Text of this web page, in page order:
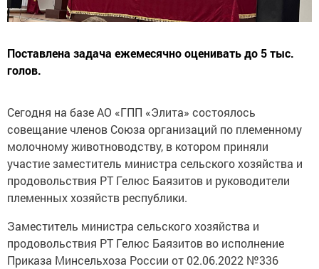
Поставлена задача ежемесячно оценивать до 5 тыс.
голов.
Сегодня на базе АО «ГПП «Элита» состоялось
совещание членов Союза организаций по племенному
молочному животноводству, в котором приняли
участие заместитель министра сельского хозяйства и
продовольствия РТ Гелюс Баязитов и руководители
племенных хозяйств республики.
Заместитель министра сельского хозяйства и
продовольствия РТ Гелюс Баязитов во исполнение
Приказа Минсельхоза России от 02.06.2022 №336